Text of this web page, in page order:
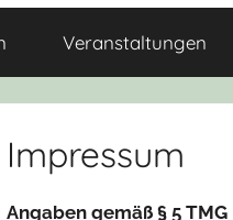
Veranstaltungen
Impressum
Angaben gemäß § 5 TMG